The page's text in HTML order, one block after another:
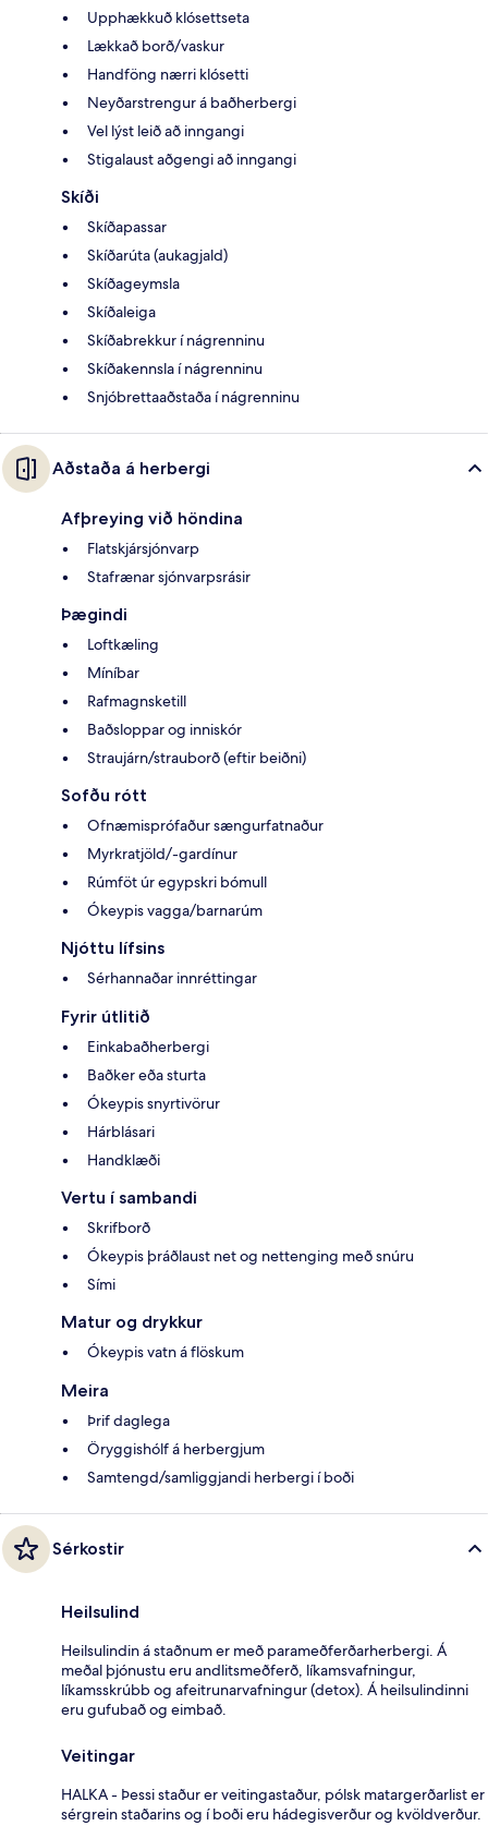
Upphækkuð klósettseta
Lækkað borð/vaskur
Handföng nærri klósetti
Neyðarstrengur á baðherbergi
Vel lýst leið að inngangi
Stigalaust aðgengi að inngangi
Skíði
Skíðapassar
Skíðarúta (aukagjald)
Skíðageymsla
Skíðaleiga
Skíðabrekkur í nágrenninu
Skíðakennsla í nágrenninu
Snjóbrettaaðstaða í nágrenninu
Aðstaða á herbergi
Afþreying við höndina
Flatskjársjónvarp
Stafrænar sjónvarpsrásir
Þægindi
Loftkæling
Míníbar
Rafmagnsketill
Baðsloppar og inniskór
Straujárn/strauborð (eftir beiðni)
Sofðu rótt
Ofnæmisprófaður sængurfatnaður
Myrkratjöld/-gardínur
Rúmföt úr egypskri bómull
Ókeypis vagga/barnarúm
Njóttu lífsins
Sérhannaðar innréttingar
Fyrir útlitið
Einkabaðherbergi
Baðker eða sturta
Ókeypis snyrtivörur
Hárblásari
Handklæði
Vertu í sambandi
Skrifborð
Ókeypis þráðlaust net og nettenging með snúru
Sími
Matur og drykkur
Ókeypis vatn á flöskum
Meira
Þrif daglega
Öryggishólf á herbergjum
Samtengd/samliggjandi herbergi í boði
Sérkostir
Heilsulind
Heilsulindin á staðnum er með parameðferðarherbergi. Á
meðal þjónustu eru andlitsmeðferð, líkamsvafningur,
líkamsskrúbb og afeitrunarvafningur (detox). Á heilsulindinni
eru gufubað og eimbað.
Veitingar
HALKA - Þessi staður er veitingastaður, pólsk matargerðarlist er
sérgrein staðarins og í boði eru hádegisverður og kvöldverður.